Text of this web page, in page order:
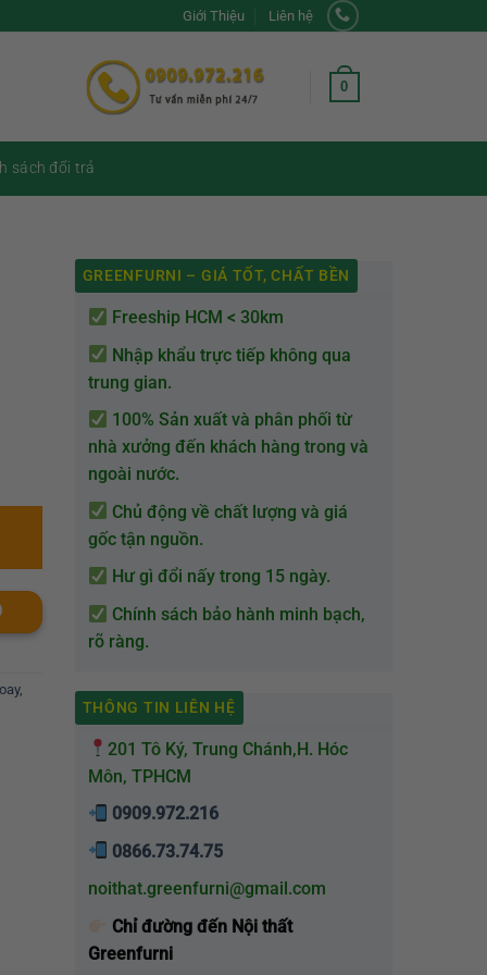
Giới Thiệu Liên hệ
0
sách đổi trả
GREENFURNI – GIÁ TỐT, CHẤT BỀN
Freeship HCM < 30km
Nhập khẩu trực tiếp không qua
trung gian.
100% Sản xuất và phân phối từ
nhà xưởng đến khách hàng trong và
ngoài nước.
Chủ động về chất lượng và giá
gốc tận nguồn.
Hư gì đổi nấy trong 15 ngày.
Chính sách bảo hành minh bạch,
rõ ràng.
THÔNG TIN LIÊN HỆ
201 Tô Ký, Trung Chánh,H. Hóc
Môn, TPHCM
0909.972.216
0866.73.74.75
noithat.greenfurni@gmail.com
Chỉ đường đến Nội thất
Greenfurni
,